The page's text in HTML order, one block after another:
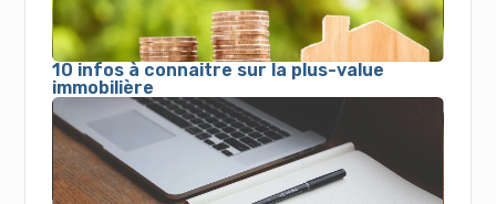
10 infos à connaitre sur la plus-value
immobilière